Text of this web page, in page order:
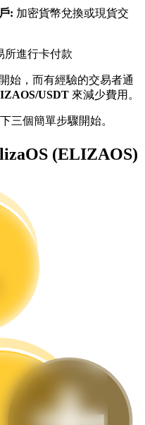
: 加密貨幣兌換或現貨交
所進行卡付款
開始，而有經驗的交易者通
USDT 來減少費用。
三個簡單步驟開始。
(ELIZAOS)